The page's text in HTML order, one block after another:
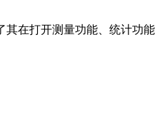
其在打开测量功能、统计功能